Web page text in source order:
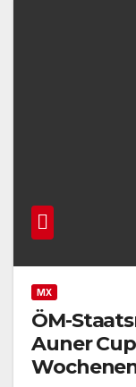
MX
ÖM-
Auner Cup